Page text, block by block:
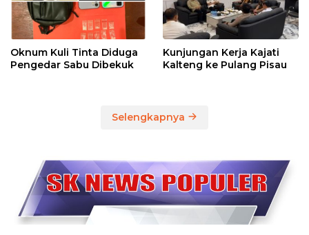
Oknum Kuli Tinta Diduga
Pengedar Sabu Dibekuk
Kunjungan Kerja Kajati
Kalteng ke Pulang Pisau
Selengkapnya